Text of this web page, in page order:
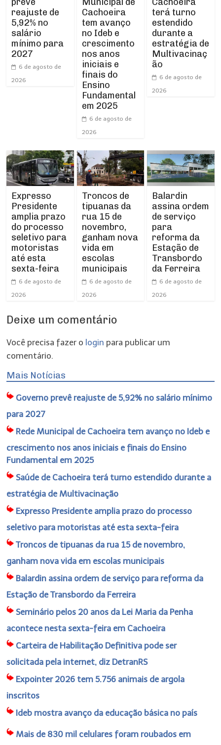
reajuste de
5,92% no
salário
mínimo para
2027
6 de agosto de
2026
Cachoeira
tem avanço
no Ideb e
crescimento
nos anos
iniciais e
finais do
Ensino
Fundamental
em 2025
6 de agosto de
2026
terá turno
estendido
durante a
estratégia de
Multivacinaç
ão
6 de agosto de
2026
Expresso
Presidente
amplia prazo
do processo
seletivo para
motoristas
até esta
sexta-feira
6 de agosto de
2026
Troncos de
tipuanas da
rua 15 de
novembro,
ganham nova
vida em
escolas
municipais
6 de agosto de
2026
Balardin
assina ordem
de serviço
para
reforma da
Estação de
Transbordo
da Ferreira
6 de agosto de
2026
Deixe um comentário
Você precisa fazer o login para publicar um
comentário.
Mais Notícias
Governo prevê reajuste de 5,92% no salário mínimo
para 2027
Rede Municipal de Cachoeira tem avanço no Ideb e
crescimento nos anos iniciais e finais do Ensino
Fundamental em 2025
Saúde de Cachoeira terá turno estendido durante a
estratégia de Multivacinação
Expresso Presidente amplia prazo do processo
seletivo para motoristas até esta sexta-feira
Troncos de tipuanas da rua 15 de novembro,
ganham nova vida em escolas municipais
Balardin assina ordem de serviço para reforma da
Estação de Transbordo da Ferreira
Seminário pelos 20 anos da Lei Maria da Penha
acontece nesta sexta-feira em Cachoeira
Carteira de Habilitação Definitiva pode ser
solicitada pela internet, diz DetranRS
Expointer 2026 tem 5.756 animais de argola
inscritos
Ideb mostra avanço da educação básica no país
Mais de 830 mil celulares foram roubados em